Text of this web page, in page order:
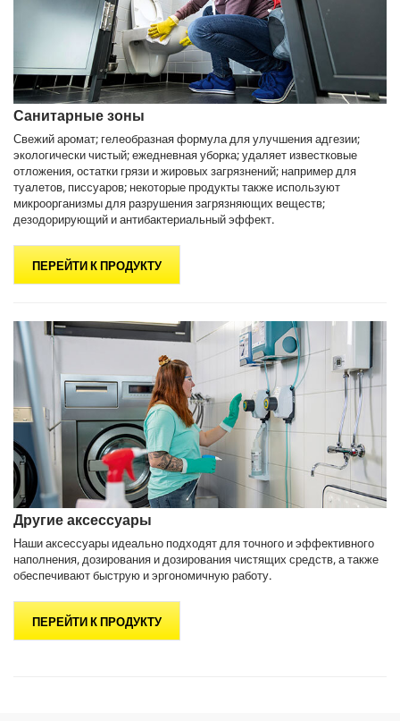
Санитарные зоны
Свежий аромат; гелеобразная формула для улучшения адгезии;
экологически чистый; ежедневная уборка; удаляет известковые
отложения, остатки грязи и жировых загрязнений; например для
туалетов, писсуаров; некоторые продукты также используют
микроорганизмы для разрушения загрязняющих веществ;
дезодорирующий и антибактериальный эффект.
ПЕРЕЙТИ К ПРОДУКТУ
Другие аксессуары
Наши аксессуары идеально подходят для точного и эффективного
наполнения, дозирования и дозирования чистящих средств, а также
обеспечивают быструю и эргономичную работу.
ПЕРЕЙТИ К ПРОДУКТУ